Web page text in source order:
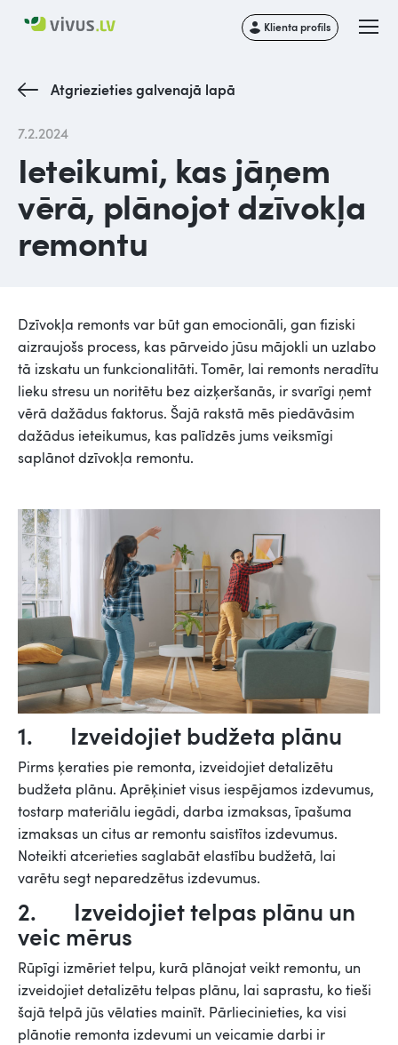
Klienta profils
Atgriezieties galvenajā lapā
7.2.2024
Ieteikumi, kas jāņem
vērā, plānojot dzīvokļa
remontu
Dzīvokļa remonts var būt gan emocionāli, gan fiziski
aizraujošs process, kas pārveido jūsu mājokli un uzlabo
tā izskatu un funkcionalitāti. Tomēr, lai remonts neradītu
lieku stresu un noritētu bez aizķeršanās, ir svarīgi ņemt
vērā dažādus faktorus. Šajā rakstā mēs piedāvāsim
dažādus ieteikumus, kas palīdzēs jums veiksmīgi
saplānot dzīvokļa remontu.
1. Izveidojiet budžeta plānu
Pirms ķeraties pie remonta, izveidojiet detalizētu
budžeta plānu. Aprēķiniet visus iespējamos izdevumus,
tostarp materiālu iegādi, darba izmaksas, īpašuma
izmaksas un citus ar remontu saistītos izdevumus.
Noteikti atcerieties saglabāt elastību budžetā, lai
varētu segt neparedzētus izdevumus.
2. Izveidojiet telpas plānu un
veic mērus
Rūpīgi izmēriet telpu, kurā plānojat veikt remontu, un
izveidojiet detalizētu telpas plānu, lai saprastu, ko tieši
šajā telpā jūs vēlaties mainīt. Pārliecinieties, ka visi
plānotie remonta izdevumi un veicamie darbi ir